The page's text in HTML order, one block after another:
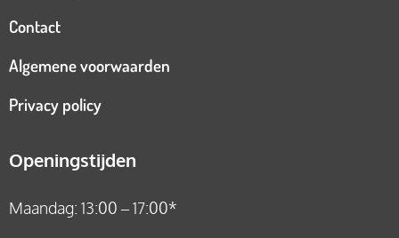
Contact
Algemene voorwaarden
Privacy policy
Openingstijden
Maandag: 13:00 – 17:00*